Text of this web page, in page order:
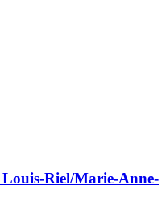
Riel/Marie-Anne-